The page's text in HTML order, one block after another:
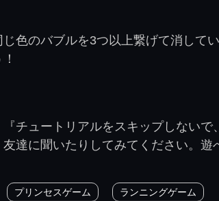
色のバブルを3つ以上繋げて消して
チュートリアルをスキップしないで
達に聞いたりしてみてください。遊
プリンセスゲーム ランニングゲーム